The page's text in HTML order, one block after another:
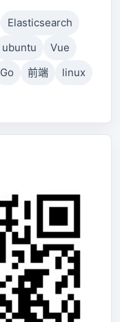
Elasticsearch
ubuntu
Vue
Go 前端
linux